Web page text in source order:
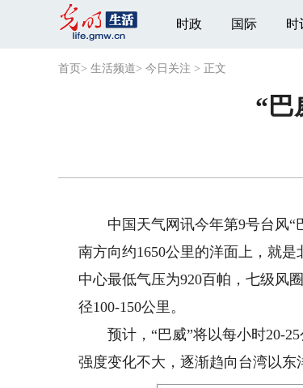
时政 国际 时
首页 > 生活频道> 今日关注 > 正文
“巴
中国天气网讯今年第9号台风“
南方向约1650公里的洋面上，就是
中心最低气压为920百帕，七级风
径100-150公里。
预计，“巴威”将以每小时20-25
强度变化不大，逐渐趋向台湾以东